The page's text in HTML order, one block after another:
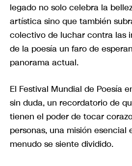
legado no solo celebra la
artística sino que también
colectivo de luchar contra las
de la poesía un faro de
panorama actual.
El Festival Mundial de Poesía
sin duda, un recordatorio de
tienen el poder de tocar
personas, una misión esencial
menudo se siente dividido.